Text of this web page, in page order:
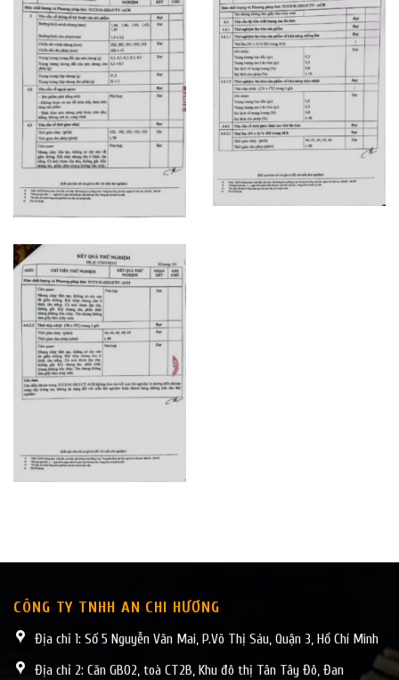
CÔNG TY TNHH AN CHI HƯƠNG
Địa chỉ 1: Số 5 Nguyễn Văn Mai, P.Võ Thị Sáu, Quận 3, Hồ Chí Minh
Địa chỉ 2: Căn GB02, toà CT2B, Khu đô thị Tân Tây Đô, Đan